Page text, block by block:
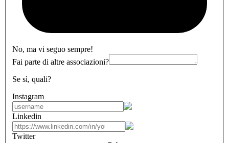
No, ma vi seguo sempre!
Fai parte di altre associazioni?
Se sì, quali?
Instagram
Linkedin
Twitter